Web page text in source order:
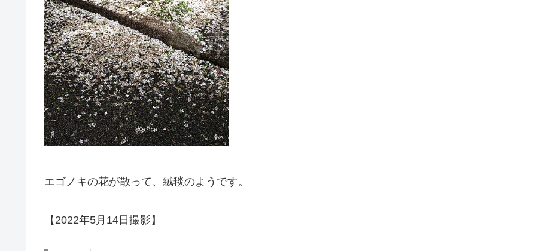
エゴノキの花が散って、絨毯のようです。
【2022年5月14日撮影】